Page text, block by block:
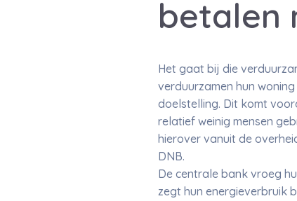
betalen
Het gaat bij die
verduurzamen hun
doelstelling. Dit komt
relatief weinig mensen
hierover vanuit de
DNB.
De centrale bank vroeg
zegt hun energieverbruik